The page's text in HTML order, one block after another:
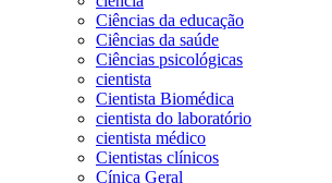
Ciências da educação
Ciências da saúde
Ciências psicológicas
cientista
Cientista Biomédica
cientista do laboratório
cientista médico
Cientistas clínicos
Cínica Geral